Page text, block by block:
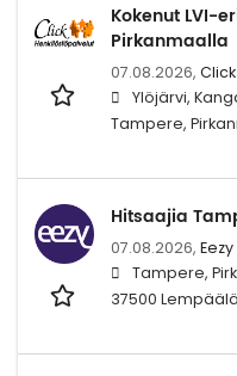
Kokenut LVI-
Pirkanmaalla
07.08.2026,
Ylöjärvi,
Tampere,
Hitsaajia
07.08.2026,
Tampere,
37500 Lempäälä